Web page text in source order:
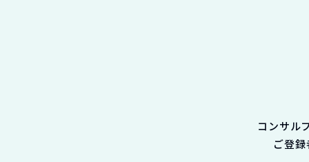
コンサル
ご登